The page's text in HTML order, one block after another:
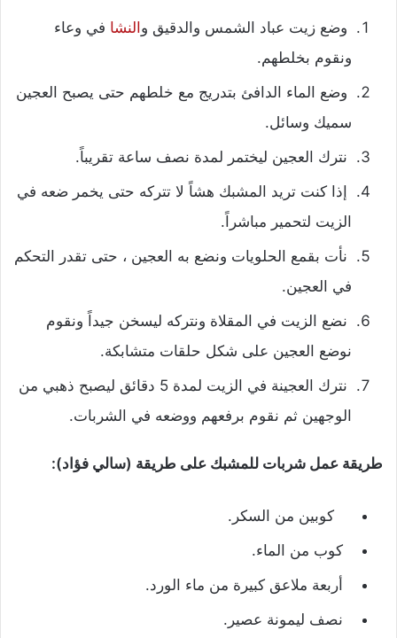
وضع زيت عباد الشمس والدقيق والنشا في وعاء
ونقوم بخلطهم.
وضع الماء الدافئ بتدريج مع خلطهم حتى يصبح العجين
سميك وسائل.
نترك العجين ليختمر لمدة نصف ساعة تقريباً.
إذا كنت تريد المشبك هشاً لا تتركه حتى يخمر ضعه في
الزيت لتحمير مباشراً.
نأت بقمع الحلويات ونضع به العجين ، حتى تقدر التحكم
في العجين.
نضع الزيت في المقلاة ونتركه ليسخن جيداً ونقوم
نوضع العجين على شكل حلقات متشابكة.
نترك العجينة في الزيت لمدة 5 دقائق ليصبح ذهبي من
الوجهين ثم نقوم برفعهم ووضعه في الشربات.
طريقة عمل شربات للمشبك على طريقة (سالي فؤاد):
كوبين من السكر.
كوب من الماء.
أربعة ملاعق كبيرة من ماء الورد.
نصف ليمونة عصير.